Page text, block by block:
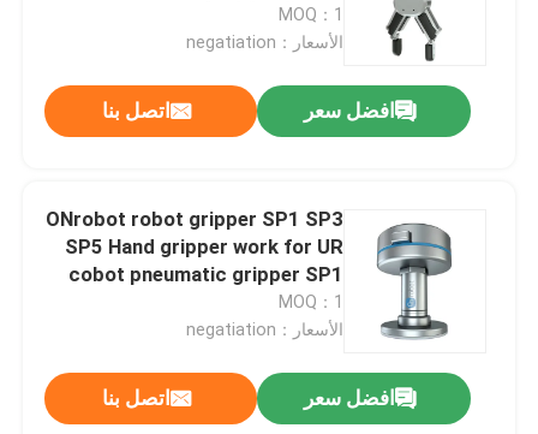
MOQ：1
الأسعار：negatiation
افضل سعر اتصل بنا
ONrobot robot gripper SP1 SP3
SP5 Hand gripper work for UR
cobot pneumatic gripper SP1
SP3 SP5 Hand gripper work for
UR cobot Pneumatic gripper
for UR cobot Pneumatic gripper
SP1 SP3 SP5 Hand gripper work
MOQ：1
الأسعار：negatiation
افضل سعر اتصل بنا